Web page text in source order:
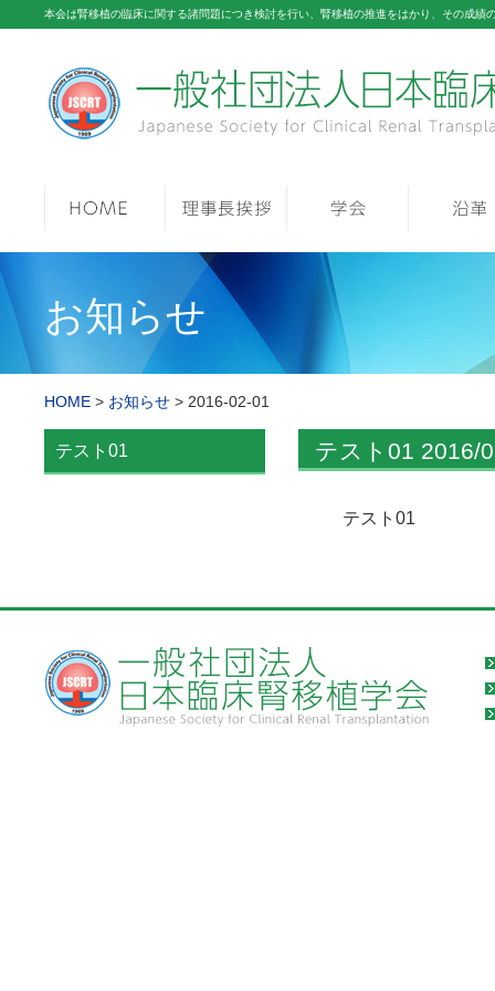
本会は腎移植の臨床に関する諸問題につき検討を行い、腎移植の推進をはかり、その成
お知らせ
HOME > お知らせ > 2016-02-01
テスト01 2016/
テスト01
テスト01